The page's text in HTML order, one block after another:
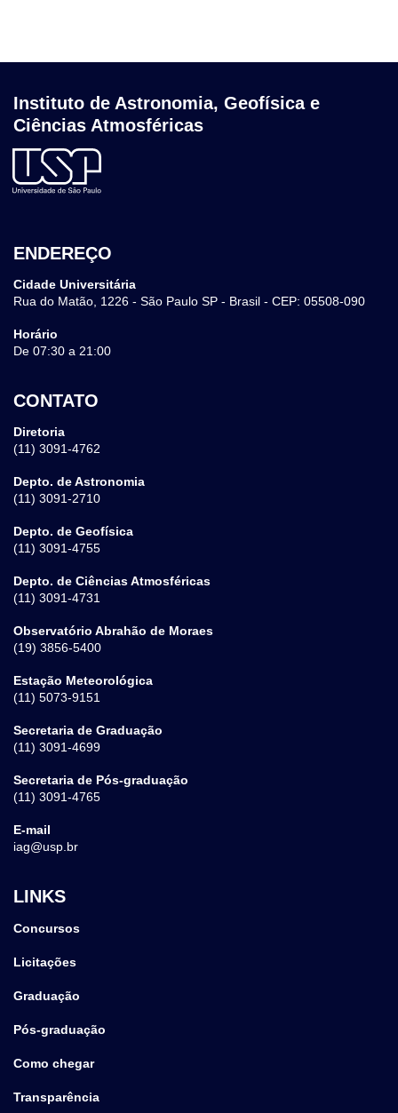
Instituto de Astronomia, Geofísica e
Ciências Atmosféricas
ENDEREÇO
Cidade Universitária
Rua do Matão, 1226 - São Paulo SP - Brasil - CEP: 05508-090
Horário
De 07:30 a 21:00
CONTATO
Diretoria
(11) 3091-4762
Depto. de Astronomia
(11) 3091-2710
Depto. de Geofísica
(11) 3091-4755
Depto. de Ciências Atmosféricas
(11) 3091-4731
Observatório Abrahão de Moraes
(19) 3856-5400
Estação Meteorológica
(11) 5073-9151
Secretaria de Graduação
(11) 3091-4699
Secretaria de Pós-graduação
(11) 3091-4765
E-mail
iag@usp.br
LINKS
Concursos
Licitações
Graduação
Pós-graduação
Como chegar
Transparência